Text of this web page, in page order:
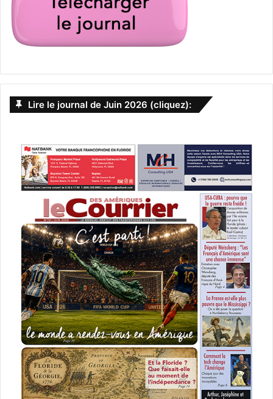
Lire le journal de Juin 2026 (cliquez):